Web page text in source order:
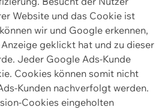
Website und das Cookie ist
wir und Google erkennen,
geklickt hat und zu dieser
Jeder Google Ads-Kunde
Cookies können somit nicht
Kunden nachverfolgt werden.
Cookies eingeholten